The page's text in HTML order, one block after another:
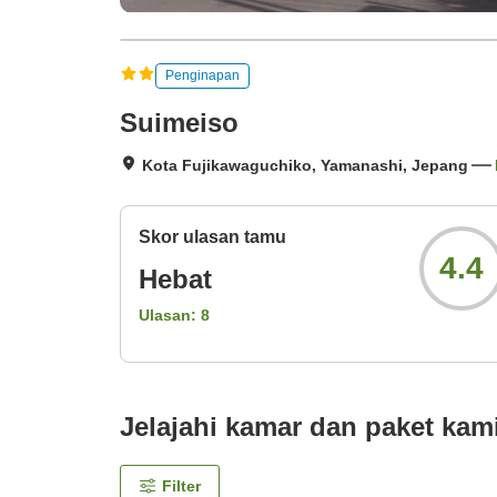
Penginapan
Suimeiso
Kota Fujikawaguchiko, Yamanashi, Jepang
Skor ulasan tamu
Hebat
Ulasan: 8
4.4
Jelajahi kamar dan paket
Filter